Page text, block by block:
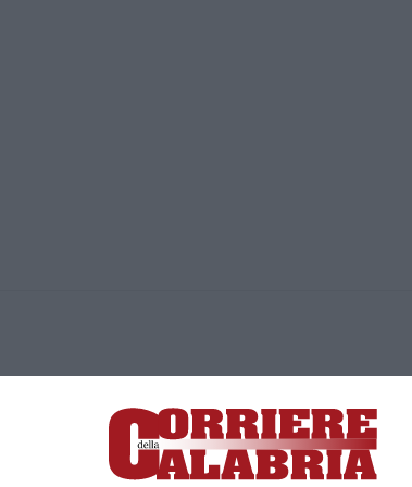
Lamezia Terme (CZ)
responsabile Paola Militano |Privacy